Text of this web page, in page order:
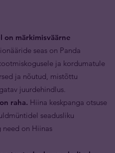
on märkimisväärne
seas on Panda
ja kordumatule
ja nõutud, mistõttu
juurdehindlus.
raha. Hiina keskpanga otsuse
seadusliku
need on Hiinas